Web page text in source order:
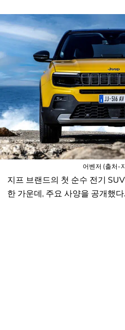
어벤저 (출처-
지프 브랜드의 첫 순수 전기
한 가운데, 주요 사양을 공개했다.